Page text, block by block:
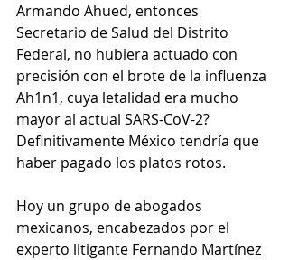
Armando Ahued, entonces
Secretario de Salud del Distrito
Federal, no hubiera actuado con
precisión con el brote de la influenza
Ah1n1, cuya letalidad era mucho
mayor al actual SARS-CoV-2?
Definitivamente México tendría que
haber pagado los platos rotos.
Hoy un grupo de abogados
mexicanos, encabezados por el
experto litigante Fernando Martínez